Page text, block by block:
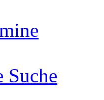
Suche